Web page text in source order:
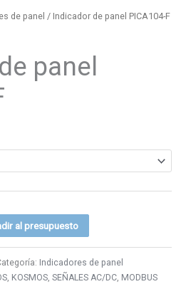
de panel / Indicador de panel PICA104-F
panel
al presupuesto
Indicadores de panel
, KOSMOS, SEÑALES AC/DC, MODBUS